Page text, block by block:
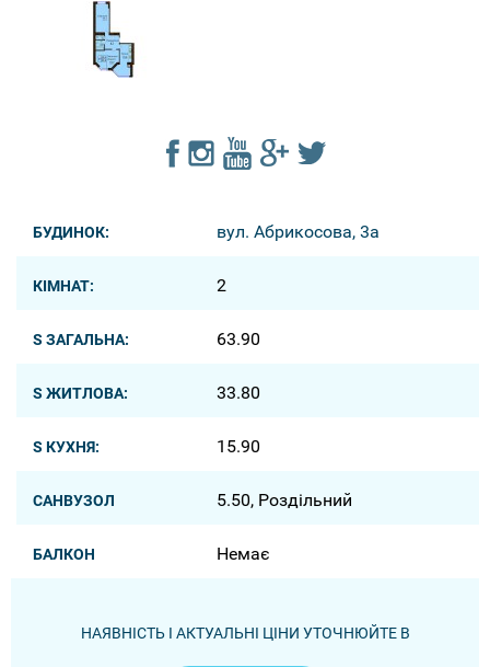
БУДИНОК: вул. Абрикосова, 3a
КІМНАТ: 2
S ЗАГАЛЬНА: 63.90
S ЖИТЛОВА: 33.80
S КУХНЯ: 15.90
САНВУЗОЛ 5.50, Роздільний
БАЛКОН Немає
НАЯВНІСТЬ І АКТУАЛЬНІ ЦІНИ УТОЧНЮЙТЕ В